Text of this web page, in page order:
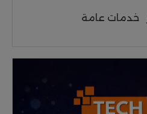
خدمات عامة